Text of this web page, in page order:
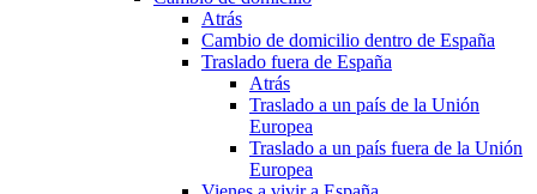
Atrás
Cambio de domicilio dentro de España
Traslado fuera de España
Atrás
Traslado a un país de la Unión
Europea
Traslado a un país fuera de la Unión
Europea